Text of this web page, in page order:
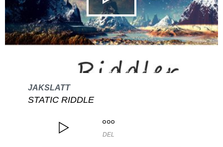
JAKSLATT
STATIC RIDDLE
DEL